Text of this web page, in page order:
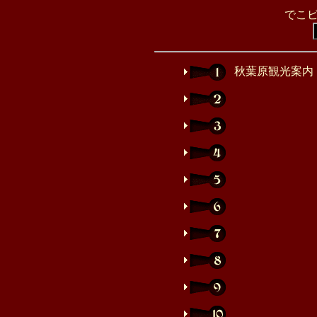
でこ
秋葉原観光案内